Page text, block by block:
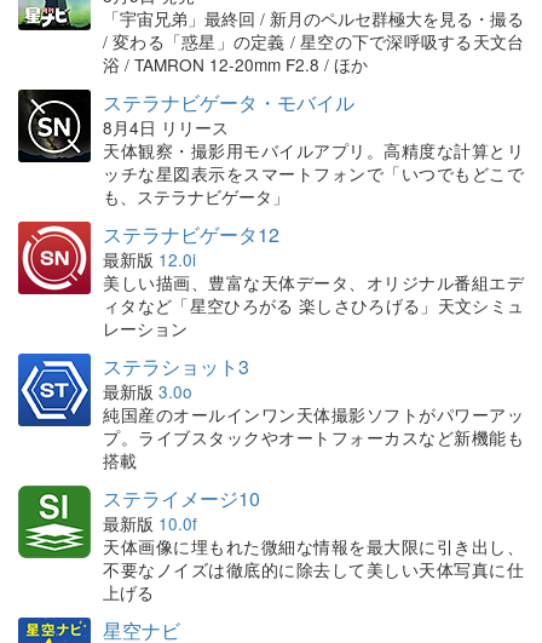
「宇宙兄弟」最終回 / 新月のペルセ群極大を見る・撮る
/ 変わる「惑星」の定義 / 星空の下で深呼吸する天文台
浴 / TAMRON 12-20mm F2.8 / ほか
ステラナビゲータ・モバイル
8月4日 リリース
天体観察・撮影用モバイルアプリ。高精度な計算とリ
ッチな星図表示をスマートフォンで「いつでもどこで
も、ステラナビゲータ」
ステラナビゲータ12
最新版 12.0i
美しい描画、豊富な天体データ、オリジナル番組エデ
ィタなど「星空ひろがる 楽しさひろげる」天文シミュ
レーション
ステラショット3
最新版 3.0o
純国産のオールインワン天体撮影ソフトがパワーアッ
プ。ライブスタックやオートフォーカスなど新機能も
搭載
ステライメージ10
最新版 10.0f
天体画像に埋もれた微細な情報を最大限に引き出し、
不要なノイズは徹底的に除去して美しい天体写真に仕
上げる
星空ナビ